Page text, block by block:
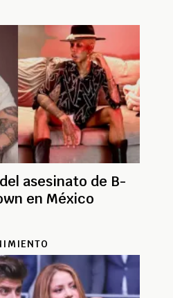
asesinato de B-
en México